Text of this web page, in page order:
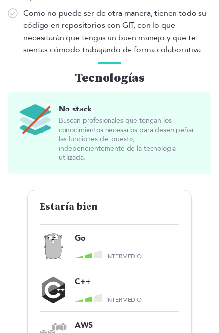
Como no puede ser de otra manera, tienen todo su
código en repositorios con GIT, con lo que
necesitarán que tengas un buen manejo y que te
sientas cómodo trabajando de forma colaborativa.
Tecnologías
No stack
Buscan profesionales que tengan los
conocimientos necesarios para desempeñar
las funciones del puesto,
independientemente de la tecnología
utilizada.
Estaría bien
Go
INTERMEDIO
C++
INTERMEDIO
AWS